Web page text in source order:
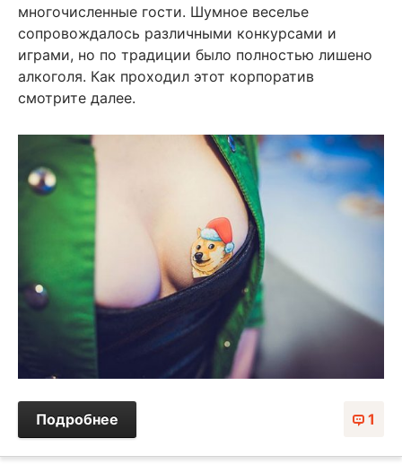
многочисленные гости. Шумное веселье
сопровождалось различными конкурсами и
играми, но по традиции было полностью лишено
алкоголя. Как проходил этот корпоратив
смотрите далее.
1
Подробнее